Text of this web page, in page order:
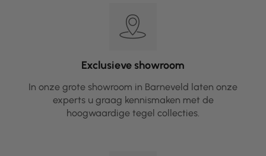
Exclusieve showroom
In onze grote showroom in Barneveld laten onze
experts u graag kennismaken met de
hoogwaardige tegel collecties.